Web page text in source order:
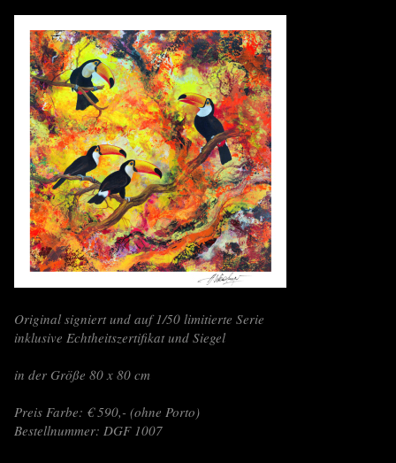
Original signiert und auf 1/50 limitierte Serie
inklusive Echtheitszertifikat und Siegel
in der Größe 80 x 80 cm
Preis Farbe: € 590,- (ohne Porto)
Bestellnummer: DGF 1007